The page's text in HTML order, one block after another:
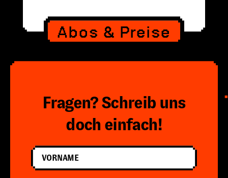
Abos & Preise
Fragen? Schreib uns
doch einfach!
Vorname